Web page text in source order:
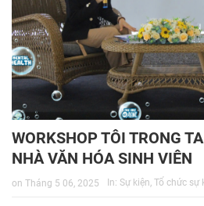
WORKSHOP TÔI TRONG
NHÀ VĂN HÓA SINH VIÊN
on Tháng 5 06, 2025 In: Sự kiện Tổ chức sự